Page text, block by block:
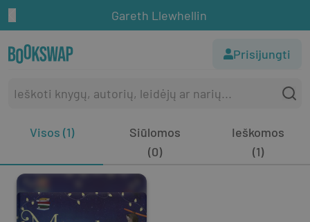
Gareth Llewhellin
Prisijungti
Visos (1)
Siūlomos
(0)
Ieškomos
(1)